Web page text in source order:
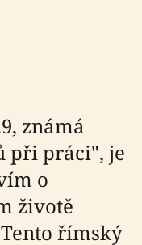
známá
při práci", je
o
životě
římský